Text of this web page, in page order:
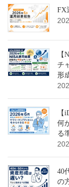
FX
チ
形
何
る
40
の